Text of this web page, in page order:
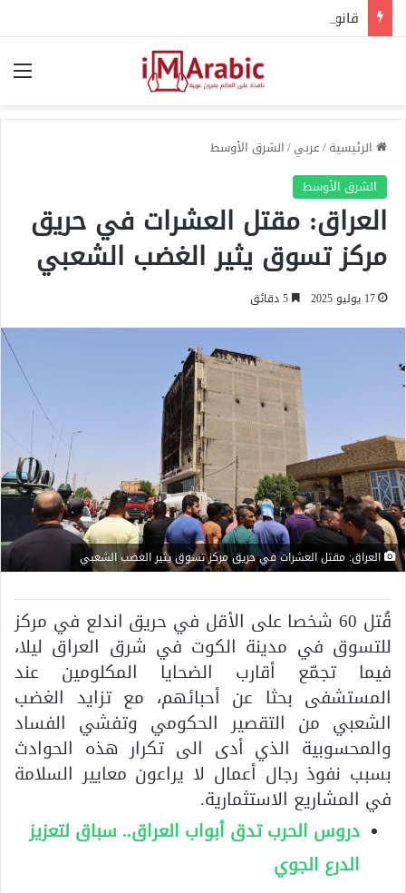
الرئيسية/عربي/الشرق الأوسط
الشرق الأوسط
العراق: مقتل العشرات في حريق
مركز تسوق يثير الغضب الشعبي
17 يوليو 2025
العراق: مقتل العشرات في حريق مركز تسوق يثير الغضب الشعبي
قُتل 60 شخصا على الأقل في حريق اندلع في مركز
للتسوق في مدينة الكوت في شرق العراق ليلا،
فيما تجمّع أقارب الضحايا المكلومين عند
المستشفى بحثا عن أحبائهم، مع تزايد الغضب
الشعبي من التقصير الحكومي وتفشي الفساد
والمحسوبية الذي أدى الى تكرار هذه الحوادث
بسبب نفوذ رجال أعمال لا يراعون معايير السلامة
في المشاريع الاستثمارية.
دروس الحرب تدق أبواب العراق.. سباق لتعزيز
الدرع الجوي